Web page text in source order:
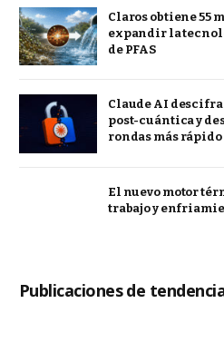
Claros obtiene 55
expandir la
de PFAS
Claude AI descifra
post-cuántica y
rondas más rápido
El nuevo motor
trabajo y
Publicaciones de